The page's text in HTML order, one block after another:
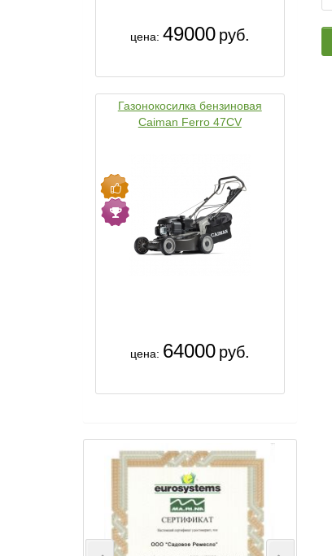
цена: 49000 руб.
Газонокосилка бензиновая
Caiman Ferro 47CV
цена: 64000 руб.